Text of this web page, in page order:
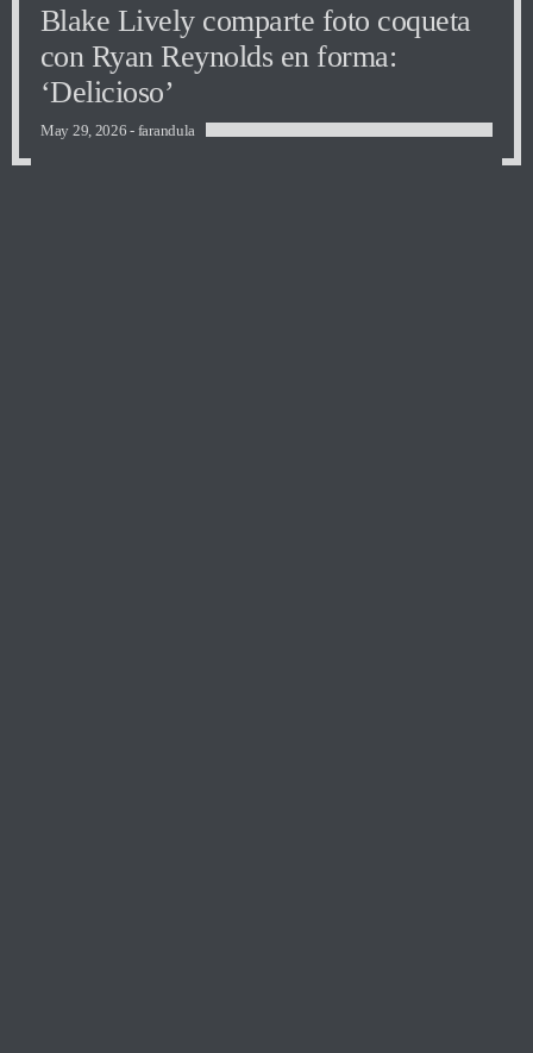
Blake Lively comparte foto coqueta
con Ryan Reynolds en forma:
‘Delicioso’
May 29, 2026 - farandula